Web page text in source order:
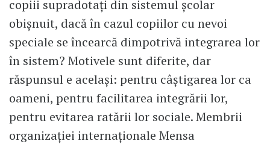
copiii supradotați din sistemul școlar
obișnuit, dacă în cazul copiilor cu nevoi
speciale se încearcă dimpotrivă integrarea lor
în sistem? Motivele sunt diferite, dar
răspunsul e același: pentru câștigarea lor ca
oameni, pentru facilitarea integrării lor,
pentru evitarea ratării lor sociale. Membrii
organizației internaționale Mensa